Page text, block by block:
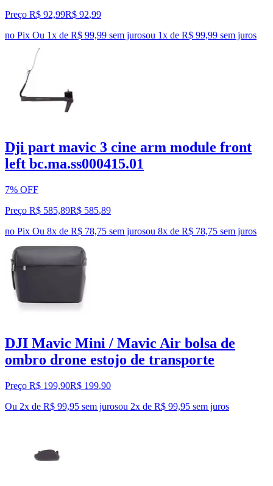
Preço R$ 92,99R$ 92,99
no Pix Ou 1x de R$ 99,99 sem jurosou 1x de R$ 99,99 sem juros
Dji part mavic 3 cine arm module front
left bc.ma.ss000415.01
7% OFF
Preço R$ 585,89R$ 585,89
no Pix Ou 8x de R$ 78,75 sem jurosou 8x de R$ 78,75 sem juros
DJI Mavic Mini / Mavic Air bolsa de
ombro drone estojo de transporte
Preço R$ 199,90R$ 199,90
Ou 2x de R$ 99,95 sem jurosou 2x de R$ 99,95 sem juros